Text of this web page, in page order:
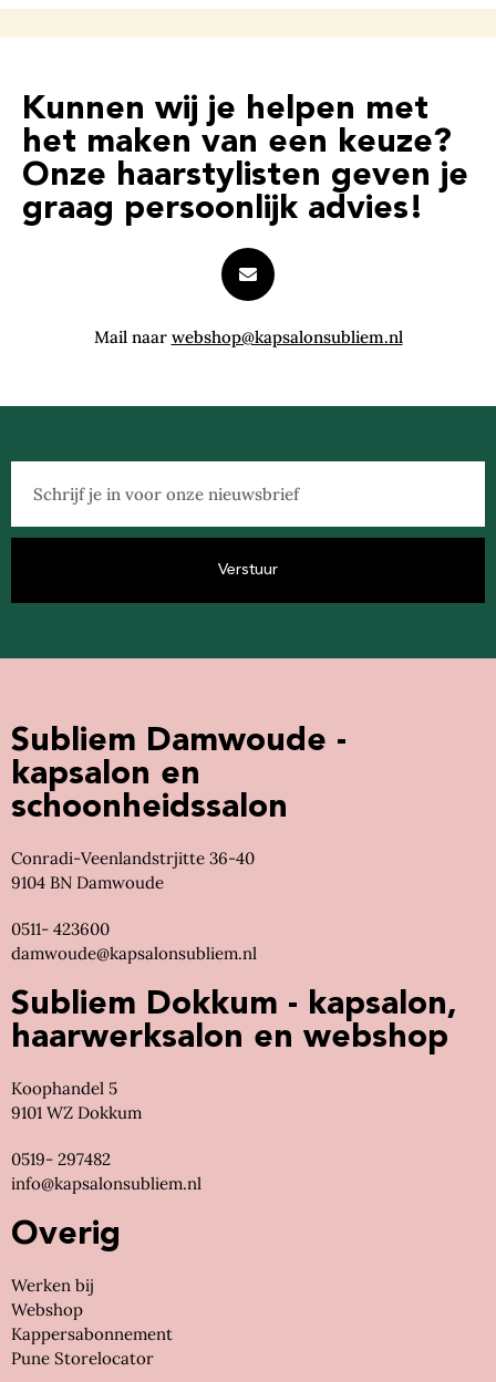
Kunnen wij je helpen met
het maken van een keuze?
Onze haarstylisten geven je
graag persoonlijk advies!
Mail naar webshop@kapsalonsubliem.nl
Verstuur
Subliem Damwoude -
kapsalon en
schoonheidssalon
Conradi-Veenlandstrjitte 36-40
9104 BN Damwoude
0511- 423600
damwoude@kapsalonsubliem.nl
Subliem Dokkum - kapsalon,
haarwerksalon en webshop
Koophandel 5
9101 WZ Dokkum
0519- 297482
info@kapsalonsubliem.nl
Overig
Werken bij
Webshop
Kappersabonnement
Pune Storelocator